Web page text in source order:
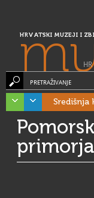
HRVATSKI MUZEJI I
HR
PRETRAŽIVANJE
Središnja